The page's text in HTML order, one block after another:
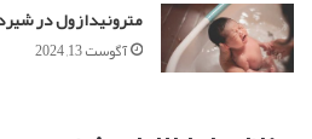
مترونیدازول در
آگوست 13, 2024